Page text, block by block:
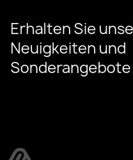
Erhalten Sie
Neuigkeiten und
Sonderangebote